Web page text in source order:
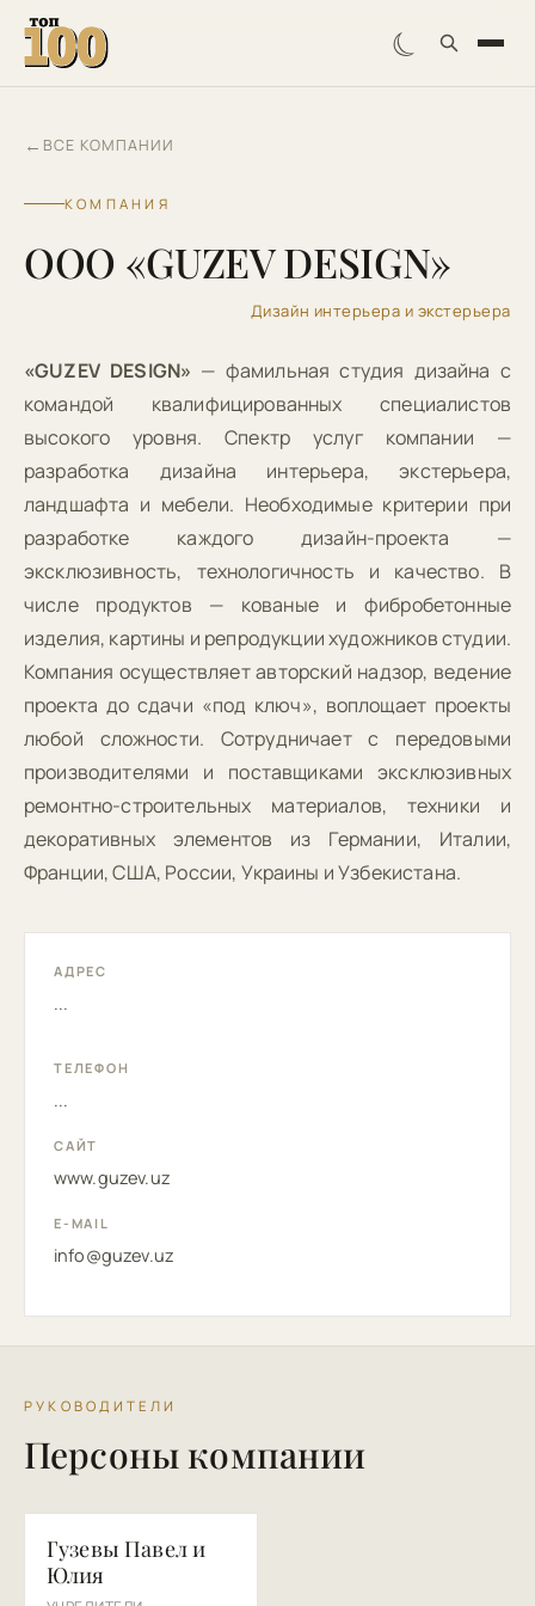
☾
← ВСЕ КОМПАНИИ
КОМПАНИЯ
ООО «GUZEV DESIGN»
Дизайн интерьера и экстерьера
«GUZEV DESIGN» — фамильная студия дизайна с
командой квалифицированных специалистов
высокого уровня. Спектр услуг компании —
разработка дизайна интерьера, экстерьера,
ландшафта и мебели. Необходимые критерии при
разработке каждого дизайн-проекта —
эксклюзивность, технологичность и качество. В
числе продуктов — кованые и фибробетонные
изделия, картины и репродукции художников студии.
Компания осуществляет авторский надзор, ведение
проекта до сдачи «под ключ», воплощает проекты
любой сложности. Сотрудничает с передовыми
производителями и поставщиками эксклюзивных
ремонтно-строительных материалов, техники и
декоративных элементов из Германии, Италии,
Франции, США, России, Украины и Узбекистана.
АДРЕС
...
ТЕЛЕФОН
...
САЙТ
www.guzev.uz
E-MAIL
info@guzev.uz
РУКОВОДИТЕЛИ
Персоны компании
ГП
Гузевы Павел и
Юлия